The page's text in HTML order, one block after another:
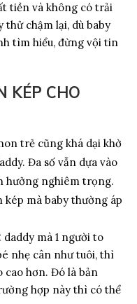
tiền và không có trải
chậm lại, dù baby
tìm hiểu, đừng vội tin
KÉP CHO
trẻ cũng khá dại khờ
Đa số vẫn dựa vào
hưởng nghiêm trọng.
kép mà baby thường áp
daddy mà 1 người to
nhẹ cân như tuôi, thì
cao hơn. Đó là bản
hợp này thì có thể